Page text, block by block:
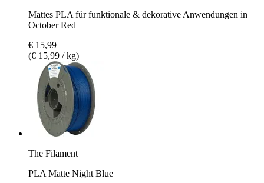
Mattes PLA für funktionale & dekorative Anwendungen in
October Red
€ 15,99
(€ 15,99 / kg)
The Filament
PLA Matte Night Blue